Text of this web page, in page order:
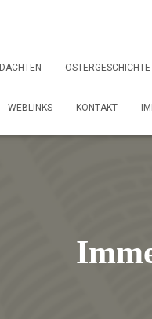
WEBLINKS KONTAKT